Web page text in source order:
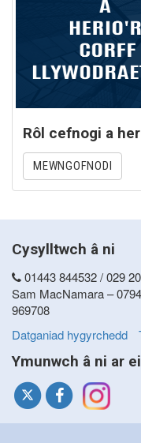
Rôl cefnogi a
MEWNGOFNODI
Cysylltwch â ni
01443 844532 / 029
Sam MacNamara –
969708
Datganiad hygyrchedd
Ymunwch â ni ar